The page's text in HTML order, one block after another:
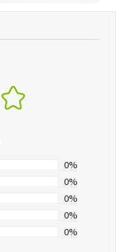
0%
0%
0%
0%
0%